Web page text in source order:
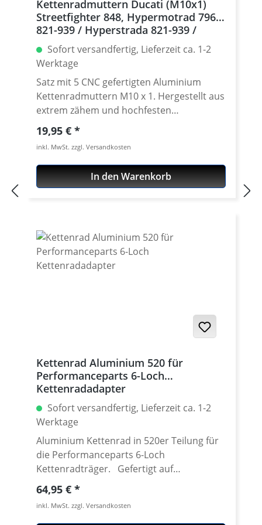
Kettenradmuttern Ducati (M10x1)
Streetfighter 848, Hypermotrad 796-
821-939 / Hyperstrada 821-939 /
Desmosedici RR, 5 | silber
Sofort versandfertig, Lieferzeit ca. 1-2
Werktage
Satz mit 5 CNC gefertigten Aluminium
Kettenradmuttern M10 x 1. Hergestellt aus
extrem zähem und hochfesten
Kontruktionsaluminium 7075 T6. In
verschíedenen Farben lieferbar Gefertigt
auch modernen CNC Maschinen - Made in
Germany. · Material : 7075-T6 · Gewinde :
M10 x 1 · Schlüsselweite : 15 · Gewicht : 4
Performanceparts Set mit 5 Stück für :
Streetfighter 848, Hypermotrad 796-821-
939 / Hyperstrada 821-939 / Desmosedici
Regulärer Preis:
19,95 €
inkl. MwSt. zzgl. Versandkosten
In den Warenkorb
Kettenrad Aluminium 520 für
Performanceparts 6-Loch
Kettenradadapter
Sofort versandfertig, Lieferzeit ca. 1-2
Werktage
Aluminium Kettenrad in 520er Teilung für
die Performanceparts 6-Loch
Kettenradträger. Gefertigt auf
modensten CNC Maschinen aus
hochfestem und extrem zähen
Luftfahrtaluminium 7075 T6. Lieferbar in
Regulärer Preis:
64,95 €
inkl. MwSt. zzgl. Versandkosten